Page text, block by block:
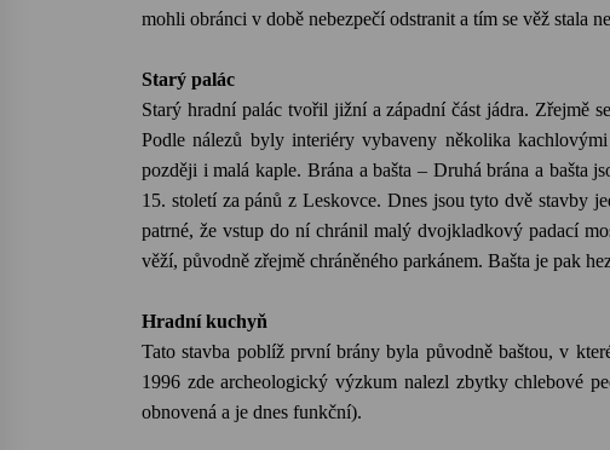
mohli obránci v době nebezpečí odstranit a tím se věž stala
Starý palác
Starý hradní palác tvořil jižní a západní část jádra. Zřejmě
Podle nálezů byly interiéry vybaveny několika
později i malá kaple. Brána a bašta – Druhá brána a bašta
15. století za pánů z Leskovce. Dnes jsou tyto dvě stavby
patrné, že vstup do ní chránil malý dvojkladkový padací
věží, původně zřejmě chráněného parkánem. Bašta je pak
Hradní kuchyň
Tato stavba poblíž první brány byla původně baštou, v
1996 zde archeologický výzkum nalezl zbytky chlebové
obnovená a je dnes funkční).